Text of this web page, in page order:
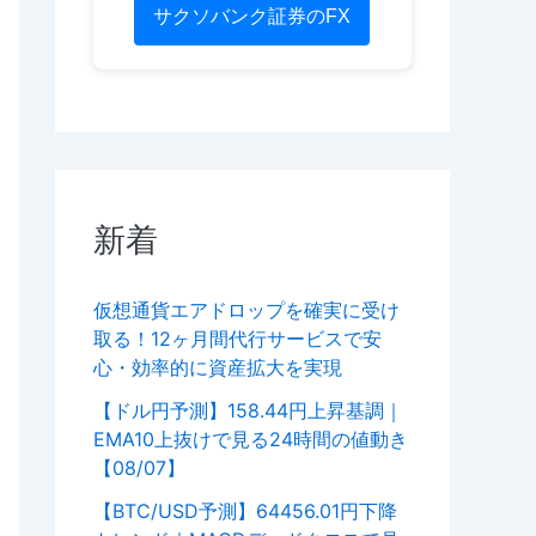
サクソバンク証券のFX
新着
仮想通貨エアドロップを確実に受け
取る！12ヶ月間代行サービスで安
心・効率的に資産拡大を実現
【ドル円予測】158.44円上昇基調｜
EMA10上抜けで見る24時間の値動き
【08/07】
【BTC/USD予測】64456.01円下降